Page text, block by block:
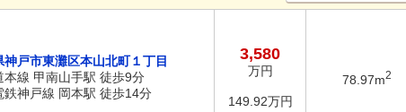
神戸市東灘区本山北町１丁目
本線 甲南山手駅 徒歩9分
鉄神戸線 岡本駅 徒歩14分
3,580
万円
149.92万円
78.97m2